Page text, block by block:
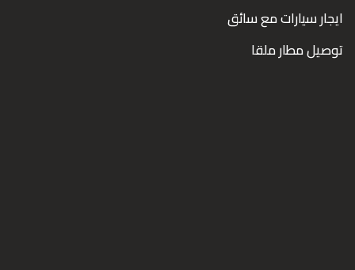
ايجار سيارات مع سائق
توصيل مطار ملقا